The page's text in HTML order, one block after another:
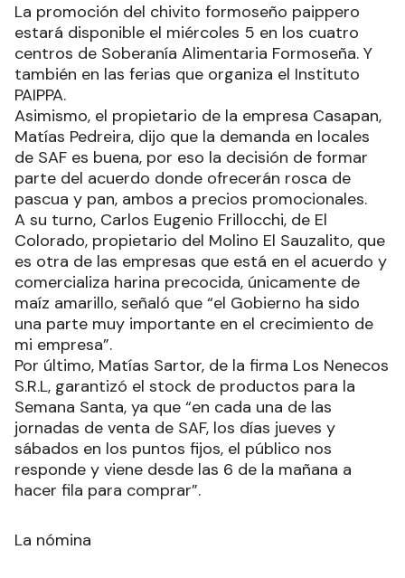
La promoción del chivito formoseño paippero
estará disponible el miércoles 5 en los cuatro
centros de Soberanía Alimentaria Formoseña. Y
también en las ferias que organiza el Instituto
PAIPPA.
Asimismo, el propietario de la empresa Casapan,
Matías Pedreira, dijo que la demanda en locales
de SAF es buena, por eso la decisión de formar
parte del acuerdo donde ofrecerán rosca de
pascua y pan, ambos a precios promocionales.
A su turno, Carlos Eugenio Frillocchi, de El
Colorado, propietario del Molino El Sauzalito, que
es otra de las empresas que está en el acuerdo y
comercializa harina precocida, únicamente de
maíz amarillo, señaló que “el Gobierno ha sido
una parte muy importante en el crecimiento de
mi empresa”.
Por último, Matías Sartor, de la firma Los Nenecos
S.R.L, garantizó el stock de productos para la
Semana Santa, ya que “en cada una de las
jornadas de venta de SAF, los días jueves y
sábados en los puntos fijos, el público nos
responde y viene desde las 6 de la mañana a
hacer fila para comprar”.
La nómina